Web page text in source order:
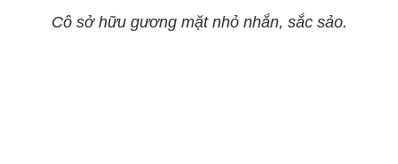
Cô sở hữu gương mặt nhỏ nhắn, sắc sảo.